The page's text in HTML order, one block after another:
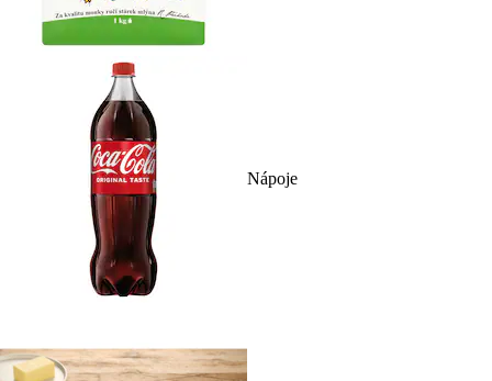
Nápoje